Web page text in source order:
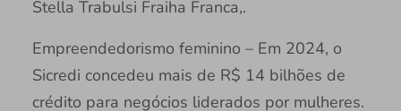
Stella Trabulsi Fraiha Franca,.
Empreendedorismo feminino – Em 2024, o
Sicredi concedeu mais de R$ 14 bilhões de
crédito para negócios liderados por mulheres.